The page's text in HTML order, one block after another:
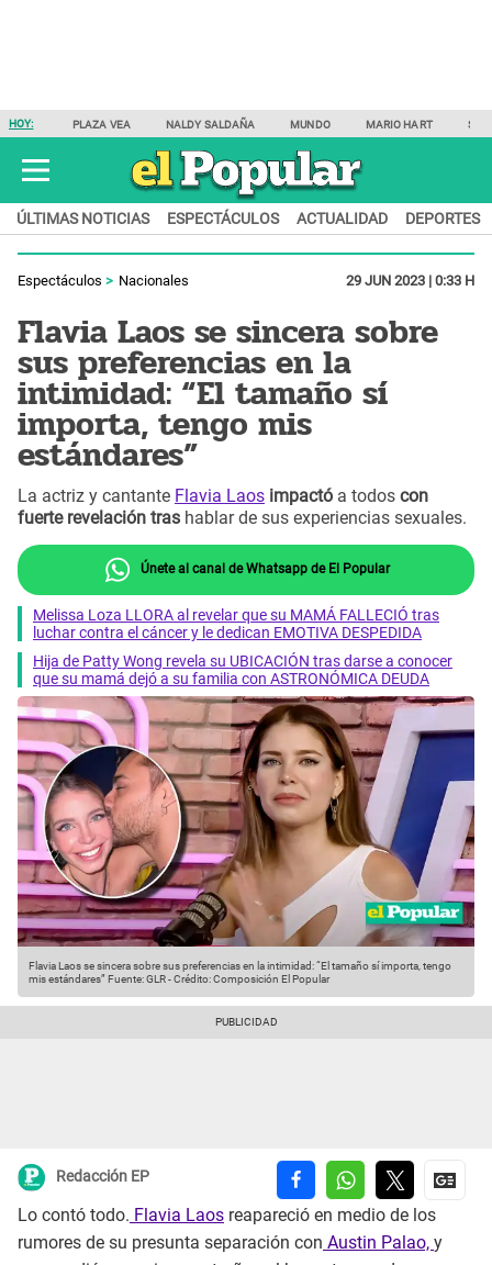
HOY: PLAZA VEA NALDY SALDAÑA MUNDO MARIO HART
ÚLTIMAS NOTICIAS ESPECTÁCULOS ACTUALIDAD DEPORTES
Espectáculos Nacionales 29 JUN 2023 | 0:33 H
Flavia Laos se sincera sobre
sus preferencias en la
intimidad: “El tamaño sí
importa, tengo mis
estándares”
La actriz y cantante Flavia Laos impactó a todos con
fuerte revelación tras hablar de sus experiencias sexuales.
Únete al canal de Whatsapp de El Popular
Melissa Loza LLORA al revelar que su MAMÁ FALLECIÓ tras
luchar contra el cáncer y le dedican EMOTIVA DESPEDIDA
Hija de Patty Wong revela su UBICACIÓN tras darse a conocer
que su mamá dejó a su familia con ASTRONÓMICA DEUDA
Flavia Laos se sincera sobre sus preferencias en la intimidad: “El tamaño sí importa, tengo
mis estándares” Fuente: GLR-Crédito: Composición El Popular
Redacción EP
Lo contó todo. Flavia Laos reapareció en medio de los
rumores de su presunta separación con Austin Palao, y